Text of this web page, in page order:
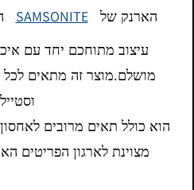
הארנק של SAMSONITE
עיצוב מתוחכם יחד עם
מושלם.מוצר זה מתאים
וסטייל.
הוא כולל תאים מרובים
מצוינת לארגון הפריטים